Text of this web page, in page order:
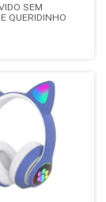
SEM
QUERIDINHO